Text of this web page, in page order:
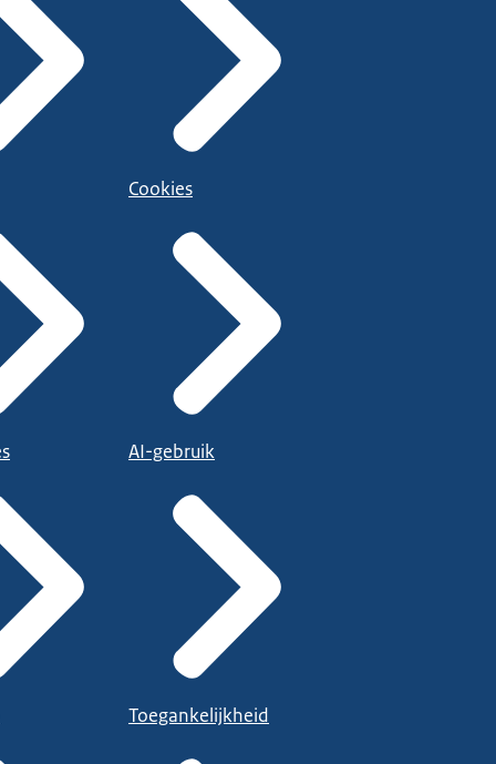
Cookies
AI-gebruik
Toegankelijkheid